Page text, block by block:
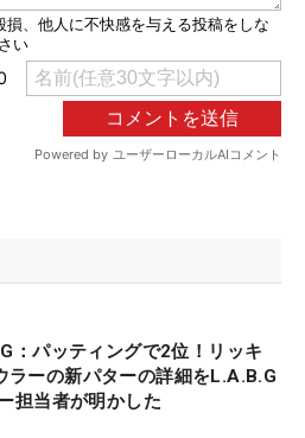
：パッティングで2位！リッキ
ラーの新パターの詳細をL.A.B.G
担当者が明かした